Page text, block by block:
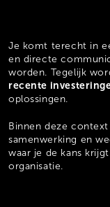
Je komt terecht in
en directe
worden. Tegelijk
recente
oplossingen.
Binnen deze
samenwerking en
waar je de kans
organisatie.